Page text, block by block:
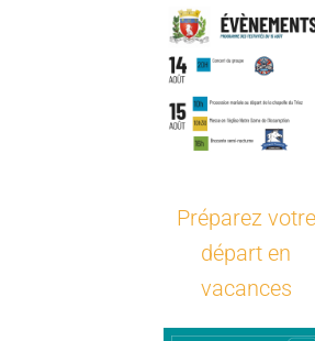
Préparez votre
départ en
vacances